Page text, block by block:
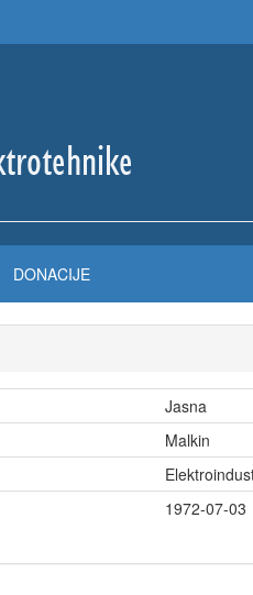
DONACIJE
Jasna
Malkin
1972-07-